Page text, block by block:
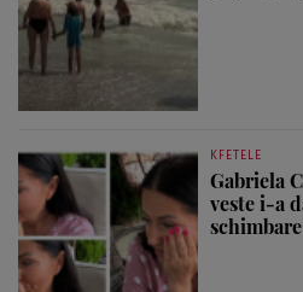
KFETELE
Gabriela
veste i-a